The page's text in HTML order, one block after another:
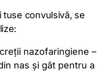
tuse convulsivă, se
nazofaringiene –
nas și gât pentru a